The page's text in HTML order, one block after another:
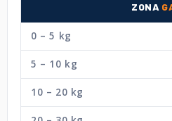
ZONA
0 – 5 kg
5 – 10 kg
10 – 20 kg